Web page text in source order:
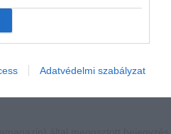
Adatvédelmi szabályzat